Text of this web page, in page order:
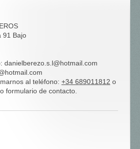
91 Bajo
danielberezo.s.l@hotmail.com
al teléfono: +34 689011812 o
formulario de contacto.